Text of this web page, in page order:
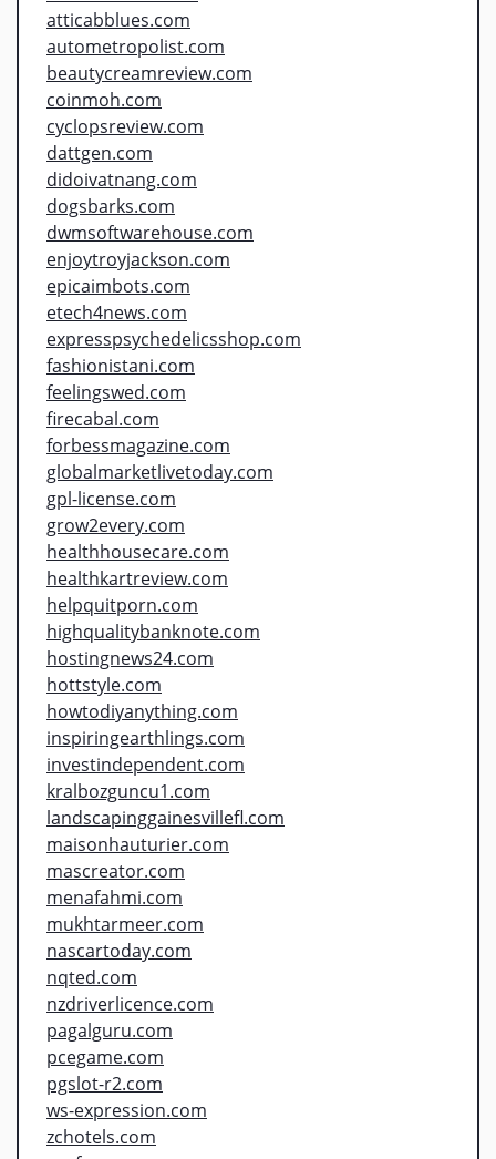
atticabblues.com
autometropolist.com
beautycreamreview.com
coinmoh.com
cyclopsreview.com
dattgen.com
didoivatnang.com
dogsbarks.com
dwmsoftwarehouse.com
enjoytroyjackson.com
epicaimbots.com
etech4news.com
expresspsychedelicsshop.com
fashionistani.com
feelingswed.com
firecabal.com
forbessmagazine.com
globalmarketlivetoday.com
gpl-license.com
grow2every.com
healthhousecare.com
healthkartreview.com
helpquitporn.com
highqualitybanknote.com
hostingnews24.com
hottstyle.com
howtodiyanything.com
inspiringearthlings.com
investindependent.com
kralbozguncu1.com
landscapinggainesvillefl.com
maisonhauturier.com
mascreator.com
menafahmi.com
mukhtarmeer.com
nascartoday.com
nqted.com
nzdriverlicence.com
pagalguru.com
pcegame.com
pgslot-r2.com
ws-expression.com
zchotels.com